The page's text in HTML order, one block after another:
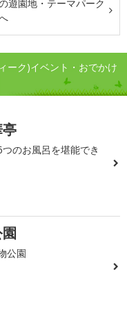
遊園地・テーマパーク
ーク)イベント・おでかけ
のお風呂を堪能でき
公園